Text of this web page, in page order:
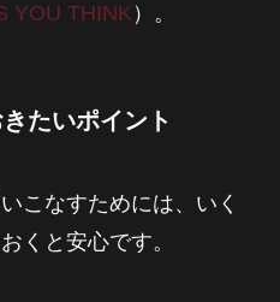
YOU THINK）。
たいポイント
こなすためには、いく
くと安心です。